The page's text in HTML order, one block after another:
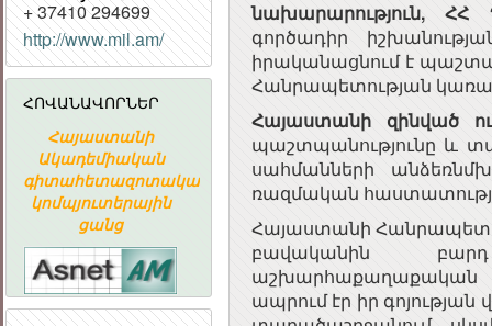
+ 37410 294699
http://www.mil.am/
ՀՈՎԱՆԱՎՈՐՆԵՐ
Հայաստանի
Ակադեմիական
գիտահետազոտական
կոմպյուտերային
ցանց
ՀԱՅԱՍՏԱՆԻ
ՀԱՆՐԱՊԵՏՈՒԹՅԱՆ
ՀԱՆՐԱՅԻՆ
ԽՈՐՀՈՒՐԴ
նախարարություն, ՀՀ
գործադիր
իրականացնում է
Հանրապետության
Հայաստանի զինված
պաշտպանությունը և
սահմանների
ռազմական
Հայաստանի
բավականին
աշխարհաքաղաքական
ապրում էր իր գոյության
ՀԱՅԱՍՏԱՆԻ
ՀԱՆՐԱՅԻՆ
ԽՈՐՀՈՒՐԴ